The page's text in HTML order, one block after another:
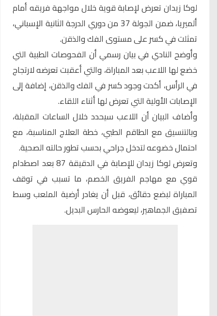
لوكا زيدانتعرض لإصابة قوية خلال مواجهة فريقه أمام
ألميريا، ضمن الجولة 37 من دوري الدرجة الثانية الإسباني،
تمثلت في كسر على مستوى الفك والذقن.
وأوضح النادي في بيان رسمي أن الفحوصات الطبية التي
خضع لها اللاعب بعد المباراة، والتي أعقبت تعرضه لارتجاج
في الرأس، أكدت وجود كسر في الفك والذقن، إضافة إلى
الإصابات الأولية التي تعرض لها أثناء اللقاء.
وأضاف البيان أن اللاعب سيحدد خلال الساعات المقبلة،
وبالتنسيق مع الطاقم الطبي، خطة العلاج المناسبة، مع
احتمال خضوعه لتدخل جراحي بحسب تطور حالته الصحية.
وتعرض لوكا زيدان للإصابة في الدقيقة 87 بعد اصطدام
قوي مع مهاجم الفريق الخصم، ما تسبب في توقف
المباراة لبضع دقائق، قبل أن يغادر أرضية الملعب وسط
تصفيق الجماهير، ليعوضه الحارس البديل.